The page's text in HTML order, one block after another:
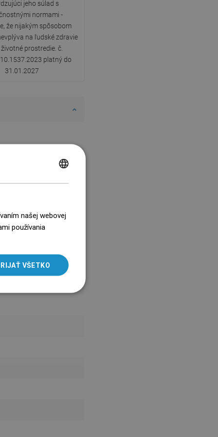
jeho súlad s
normami -
že nijakým spôsobom
na ľudské zdravie
prostredie. č.
platný do
31.01.2027
LITHUANIAN
ROMANIAN
našej webovej
používania
VŠETKO